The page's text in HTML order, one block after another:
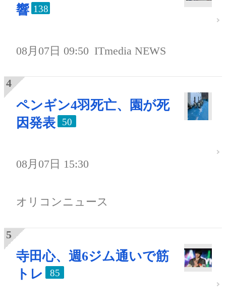
響 138
08月07日 09:50 ITmedia NEWS
ペンギン4羽死亡、園が死
因発表
50
08月07日 15:30
オリコンニュース
寺田心、週6ジム通いで筋
トレ
85